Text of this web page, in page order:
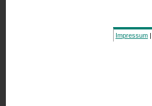
Impressum |